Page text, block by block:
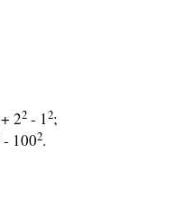
22 - 12;
- 1002.